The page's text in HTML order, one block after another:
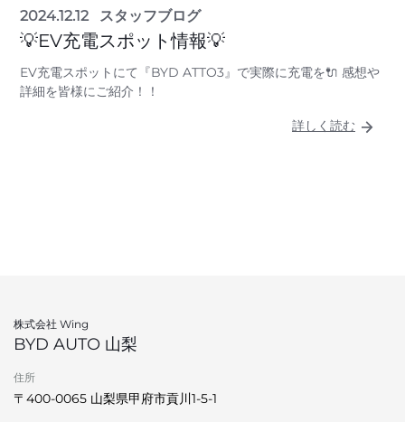
2024.12.12 スタッフブログ
💡EV充電スポット情報💡
EV充電スポットにて『BYD ATTO3』で実際に充電を🔌 感想や
詳細を皆様にご紹介！！
詳しく読む
株式会社 Wing
BYD AUTO 山梨
住所
〒400-0065 山梨県甲府市貢川1-5-1